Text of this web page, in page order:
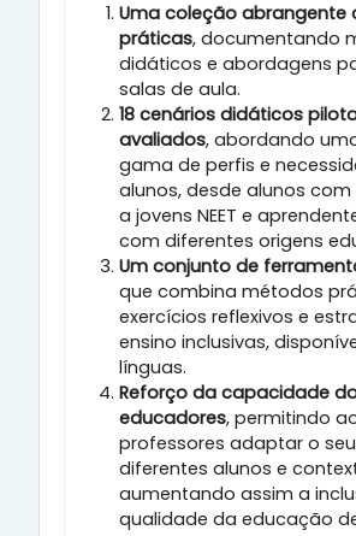
Uma coleção abrangente
práticas, documentando
didáticos e abordagens
salas de aula.
18 cenários didáticos
avaliados, abordando
gama de perfis e
alunos, desde alunos
a jovens NEET e
com diferentes origens
Um conjunto de
que combina métodos
exercícios reflexivos e
ensino inclusivas,
línguas.
Reforço da capacidade
educadores, permitindo
professores adaptar o
diferentes alunos e
aumentando assim a
qualidade da educação